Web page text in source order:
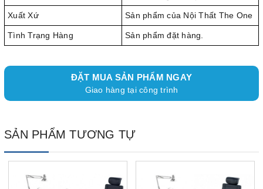
Xuất Xứ Sản phẩm của Nội Thất The One
Tình Trạng Hàng Sản phẩm đặt hàng.
ĐẶT MUA SẢN PHẨM NGAY
Giao hàng tại công trình
SẢN PHẨM TƯƠNG TỰ